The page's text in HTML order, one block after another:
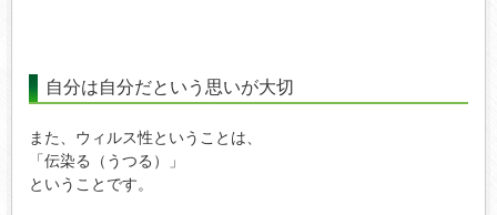
自分は自分だという思いが大切
また、ウィルス性ということは、
「伝染る（うつる）」
ということです。